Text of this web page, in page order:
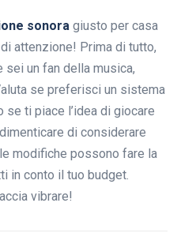
sonora giusto per casa
attenzione! Prima di tutto,
sei un fan della musica,
se preferisci un sistema
se ti piace l’idea di giocare
di considerare
modifiche possono fare la
in conto il tuo budget.
vibrare!